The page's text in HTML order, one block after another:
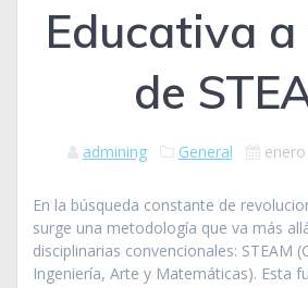
Educativa
de
admining General
En la búsqueda constante de
surge una metodología que va más
disciplinarias convencionales: STEAM
Ingeniería, Arte y Matemáticas). Esta